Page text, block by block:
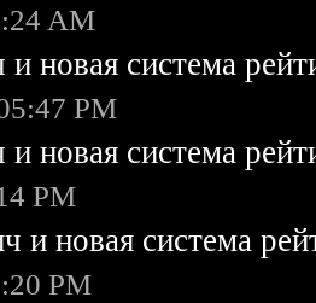
AM
новая система
PM
новая система
PM
и новая система
PM